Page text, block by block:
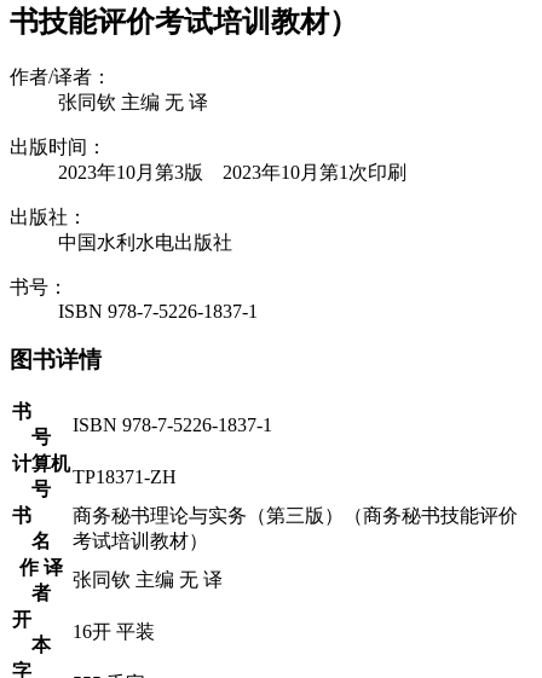
书技能评价考试培训教材）
作者/译者：
张同钦 主编 无 译
出版时间：
2023年10月第3版 2023年10月第1次印刷
出版社：
中国水利水电出版社
书号：
ISBN 978-7-5226-1837-1
图书详情
书
号
ISBN 978-7-5226-1837-1
计算机
号
TP18371-ZH
书
名
商务秘书理论与实务（第三版）（商务秘书技能评价
考试培训教材）
作 译
者
张同钦 主编 无 译
开
本
16开 平装
字